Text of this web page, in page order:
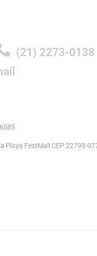
(21) 2273-0138
Playa FestMall CEP 22793-